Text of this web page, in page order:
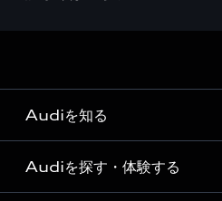
Audiを知る
Audi ブランド
Audiを探す・体験する